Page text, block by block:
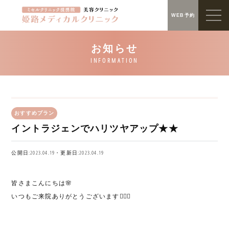
WEB予約
おすすめプラン
イントラジェンでハリツヤアップ★★
公開日:2023.04.19・更新日:2023.04.19
皆さまこんにちは🌸
いつもご来院ありがとうございます🙇🏻‍♀️